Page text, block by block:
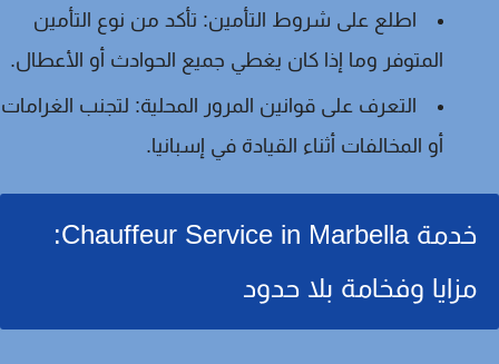
اطلع على شروط التأمين:تأكد من نوع التأمين
المتوفر وما إذا كان يغطي جميع الحوادث أو الأعطال.
التعرف على قوانين المرور المحلية:لتجنب الغرامات
أو المخالفات أثناء القيادة في إسبانيا.
خدمة Chauffeur Service in Marbella:
مزايا وفخامة بلا حدود